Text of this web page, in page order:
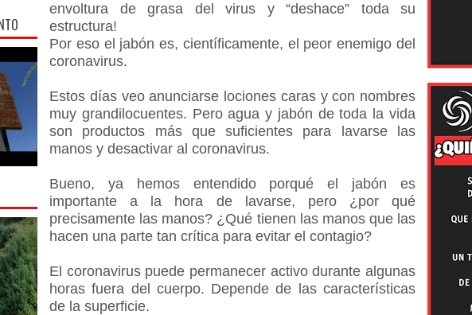
envoltura de grasa del virus y “deshace” toda su
estructura!
Por eso el jabón es, científicamente, el peor enemigo del
coronavirus.
Estos días veo anunciarse lociones caras y con nombres
muy grandilocuentes. Pero agua y jabón de toda la vida
son productos más que suficientes para lavarse las
manos y desactivar al coronavirus.
Bueno, ya hemos entendido porqué el jabón es
importante a la hora de lavarse, pero ¿por qué
precisamente las manos? ¿Qué tienen las manos que las
hacen una parte tan crítica para evitar el contagio?
El coronavirus puede permanecer activo durante algunas
horas fuera del cuerpo. Depende de las características
de la superficie.